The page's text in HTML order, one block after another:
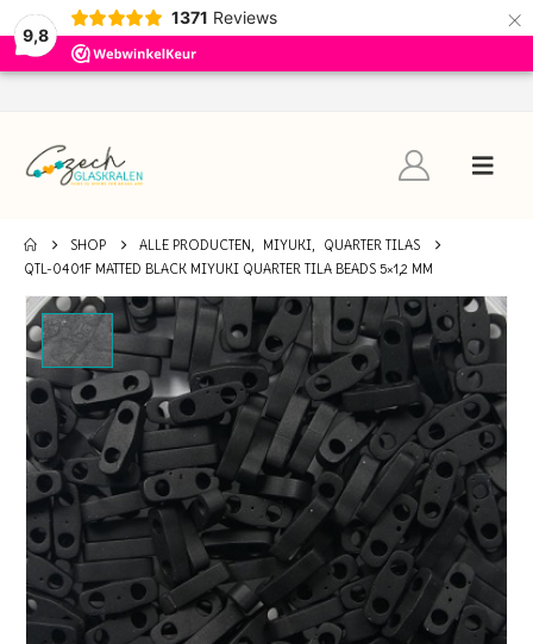
9,8
1371 Reviews ×
SHOP ALLE PRODUCTEN, MIYUKI,
QUARTER TILAS
QTL-0401F MATTED BLACK MIYUKI QUARTER TILA BEADS 5×1,2 MM